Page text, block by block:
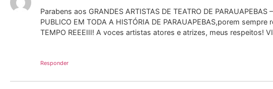
Parabens aos GRANDES ARTISTAS DE TEATRO DE
PUBLICO EM TODA A HISTÓRIA DE PARAUAPEBAS,porem
TEMPO REEEIII! A voces artistas atores e atrizes, meus respeitos!
Responder